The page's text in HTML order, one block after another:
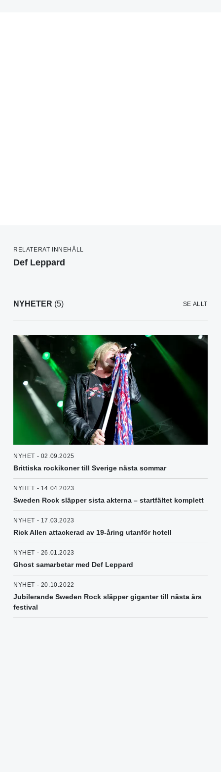
RELATERAT INNEHÅLL
Def Leppard
NYHETER (5) SE ALLT
NYHET - 02.09.2025
Brittiska rockikoner till Sverige nästa sommar
NYHET - 14.04.2023
Sweden Rock släpper sista akterna – startfältet komplett
NYHET - 17.03.2023
Rick Allen attackerad av 19-åring utanför hotell
NYHET - 26.01.2023
Ghost samarbetar med Def Leppard
NYHET - 20.10.2022
Jubilerande Sweden Rock släpper giganter till nästa års
festival